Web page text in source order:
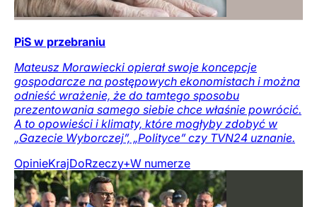
PiS w przebraniu
Mateusz Morawiecki opierał swoje koncepcje
gospodarcze na postępowych ekonomistach i można
odnieść wrażenie, że do tamtego sposobu
prezentowania samego siebie chce właśnie powrócić.
A to opowieści i klimaty, które mogłyby zdobyć w
„Gazecie Wyborczej”, „Polityce” czy TVN24 uznanie.
OpinieKrajDoRzeczy+W numerze